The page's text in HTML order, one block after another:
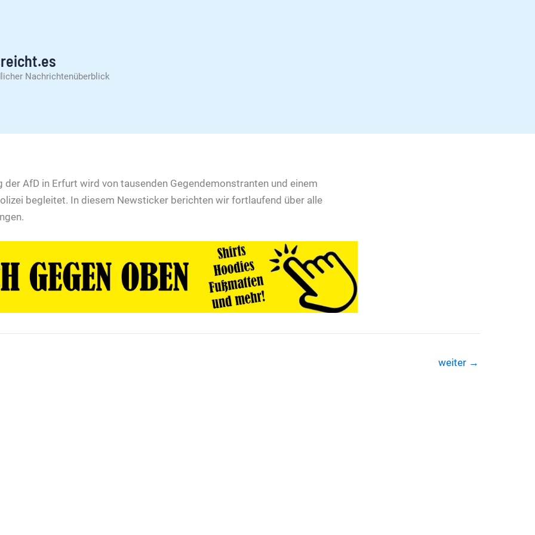
Nachrichtenüberblick
der AfD in Erfurt wird von tausenden Gegendemonstranten und einem
begleitet. In diesem Newsticker berichten wir fortlaufend über alle
weiter →